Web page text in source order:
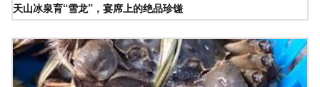
天山冰泉育“雪龙”，宴席上的绝品珍馐